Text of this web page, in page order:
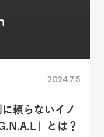
2024.7.5
頼らないイノ
」とは？